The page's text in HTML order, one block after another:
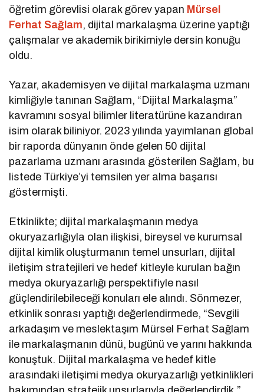
öğretim görevlisi olarak görev yapan Mürsel
Ferhat Sağlam, dijital markalaşma üzerine yaptığı
çalışmalar ve akademik birikimiyle dersin konuğu
oldu.
Yazar, akademisyen ve dijital markalaşma uzmanı
kimliğiyle tanınan Sağlam, “Dijital Markalaşma”
kavramını sosyal bilimler literatürüne kazandıran
isim olarak biliniyor. 2023 yılında yayımlanan global
bir raporda dünyanın önde gelen 50 dijital
pazarlama uzmanı arasında gösterilen Sağlam, bu
listede Türkiye’yi temsilen yer alma başarısı
göstermişti.
Etkinlikte; dijital markalaşmanın medya
okuryazarlığıyla olan ilişkisi, bireysel ve kurumsal
dijital kimlik oluşturmanın temel unsurları, dijital
iletişim stratejileri ve hedef kitleyle kurulan bağın
medya okuryazarlığı perspektifiyle nasıl
güçlendirilebileceği konuları ele alındı. Sönmezer,
etkinlik sonrası yaptığı değerlendirmede, “Sevgili
arkadaşım ve meslektaşım Mürsel Ferhat Sağlam
ile markalaşmanın dünü, bugünü ve yarını hakkında
konuştuk. Dijital markalaşma ve hedef kitle
arasındaki iletişimi medya okuryazarlığı yetkinlikleri